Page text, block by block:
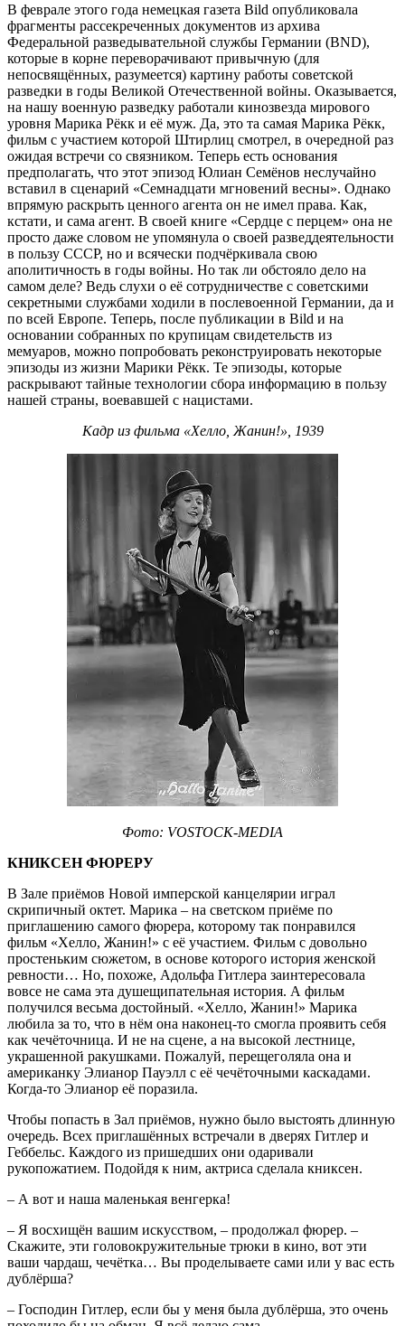
В феврале этого года немецкая газета Bild опубликовала
фрагменты рассекреченных документов из архива
Федеральной разведывательной службы Германии (BND),
которые в корне переворачивают привычную (для
непосвящённых, разумеется) картину работы советской
разведки в годы Великой Отечественной войны. Оказывается,
на нашу военную разведку работали кинозвезда мирового
уровня Марика Рёкк и её муж. Да, это та самая Марика Рёкк,
фильм с участием которой Штирлиц смотрел, в очередной раз
ожидая встречи со связником. Теперь есть основания
предполагать, что этот эпизод Юлиан Семёнов неслучайно
вставил в сценарий «Семнадцати мгновений весны». Однако
впрямую раскрыть ценного агента он не имел права. Как,
кстати, и сама агент. В своей книге «Сердце с перцем» она не
просто даже словом не упомянула о своей разведдеятельности
в пользу СССР, но и всячески подчёркивала свою
аполитичность в годы войны. Но так ли обстояло дело на
самом деле? Ведь слухи о её сотрудничестве с советскими
секретными службами ходили в послевоенной Германии, да и
по всей Европе. Теперь, после публикации в Bild и на
основании собранных по крупицам свидетельств из
мемуаров, можно попробовать реконструировать некоторые
эпизоды из жизни Марики Рёкк. Те эпизоды, которые
раскрывают тайные технологии сбора информацию в пользу
нашей страны, воевавшей с нацистами.
Кадр из фильма «Хелло, Жанин!», 1939
Фото: VOSTOCK-MEDIA
КНИКСЕН ФЮРЕРУ
В Зале приёмов Новой имперской канцелярии играл
скрипичный октет. Марика – на светском приёме по
приглашению самого фюрера, которому так понравился
фильм «Хелло, Жанин!» с её участием. Фильм с довольно
простеньким сюжетом, в основе которого история женской
ревности… Но, похоже, Адольфа Гитлера заинтересовала
вовсе не сама эта душещипательная история. А фильм
получился весьма достойный. «Хелло, Жанин!» Марика
любила за то, что в нём она наконец-то смогла проявить себя
как чечёточница. И не на сцене, а на высокой лестнице,
украшенной ракушками. Пожалуй, перещеголяла она и
американку Элианор Пауэлл с её чечёточными каскадами.
Когда-то Элианор её поразила.
Чтобы попасть в Зал приёмов, нужно было выстоять длинную
очередь. Всех приглашённых встречали в дверях Гитлер и
Геббельс. Каждого из пришедших они одаривали
рукопожатием. Подойдя к ним, актриса сделала книксен.
– А вот и наша маленькая венгерка!
– Я восхищён вашим искусством, – продолжал фюрер. –
Скажите, эти головокружительные трюки в кино, вот эти
ваши чардаш, чечётка… Вы проделываете сами или у вас есть
дублёрша?
– Господин Гитлер, если бы у меня была дублёрша, это очень